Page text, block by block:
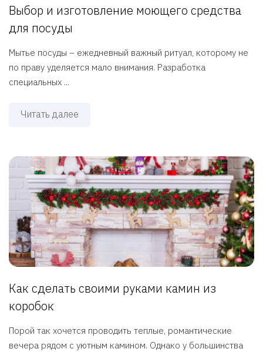
Выбор и изготовление моющего средства
для посуды
Мытье посуды – ежедневный важный ритуал, которому не
по праву уделяется мало внимания. Разработка
специальных ...
Читать далее
Как сделать своими руками камин из
коробок
Порой так хочется проводить теплые, романтические
вечера рядом с уютным камином. Однако у большинства